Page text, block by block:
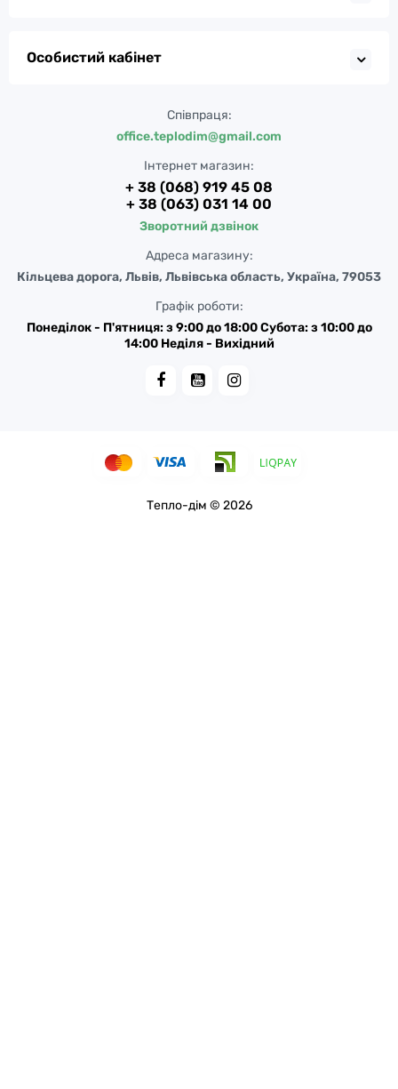
Особистий кабінет
Співпраця:
office.teplodim@gmail.com
Інтернет магазин:
+ 38 (068) 919 45 08
+ 38 (063) 031 14 00
Зворотний дзвінок
Адреса магазину:
Кільцева дорога, Львів, Львівська область, Україна, 79053
Графік роботи:
Понеділок - П'ятниця: з 9:00 до 18:00 Субота: з 10:00 до
14:00 Неділя - Вихідний
Тепло-дім © 2026